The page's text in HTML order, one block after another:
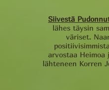
Siivestä
lähes täysin
väriset.
arvostaa Heimoa
lähteneen Korren